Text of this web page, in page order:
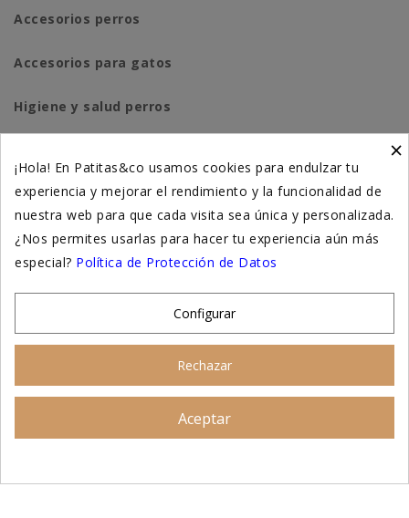
Accesorios perros
Accesorios para gatos
Higiene y salud perros
Suplementación natural
Otros
×
¡Hola! En Patitas&co usamos cookies para endulzar tu
experiencia y mejorar el rendimiento y la funcionalidad de
nuestra web para que cada visita sea única y personalizada.
¿Nos permites usarlas para hacer tu experiencia aún más
especial? Política de Protección de Datos
Configurar
Rechazar
Aceptar